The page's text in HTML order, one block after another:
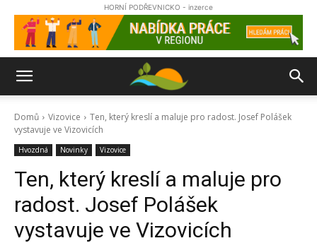
HORNÍ PODŘEVNICKO - inzerce
Domů Vizovice
Ten, který kreslí a maluje pro radost. Josef Polášek
vystavuje ve Vizovicích
Hvozdná Novinky Vizovice
Ten, který kreslí a maluje pro
radost. Josef Polášek
vystavuje ve Vizovicích